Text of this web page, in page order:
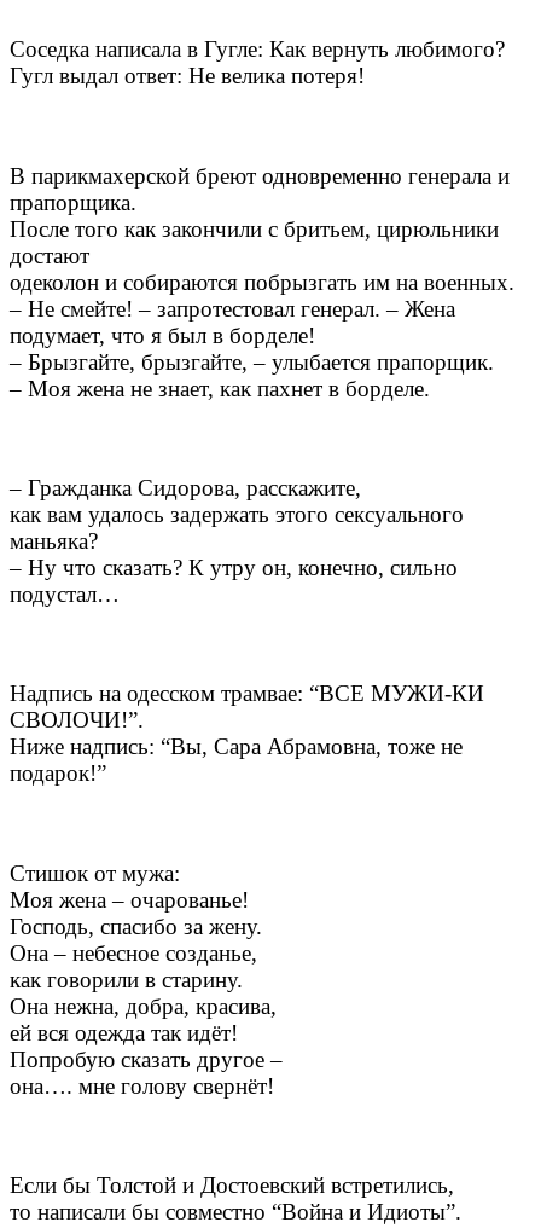
Соседка написала в Гугле: Как вернуть любимого?
Гугл выдал ответ: Не велика потеря!
В парикмахерской бреют одновременно генерала и
прапорщика.
После того как закончили с бритьем, цирюльники
достают
одеколон и собираются побрызгать им на военных.
– Не смейте! – запротестовал генерал. – Жена
подумает, что я был в борделе!
– Брызгайте, брызгайте, – улыбается прапорщик.
– Моя жена не знает, как пахнет в борделе.
– Гражданка Сидорова, расскажите,
как вам удалось задержать этого сексуального
маньяка?
– Ну что сказать? К утру он, конечно, сильно
подустал…
Надпись на одесском трамвае: “ВСЕ МУЖИ-КИ
СВОЛОЧИ!”.
Ниже надпись: “Вы, Сара Абрамовна, тоже не
подарок!”
Стишок от мужа:
Моя жена – очарованье!
Господь, спасибо за жену.
Она – небесное созданье,
как говорили в старину.
Она нежна, добра, красива,
ей вся одежда так идёт!
Попробую сказать другое –
она…. мне голову свернёт!
Если бы Толстой и Достоевский встретились,
то написали бы совместно “Война и Идиоты”.